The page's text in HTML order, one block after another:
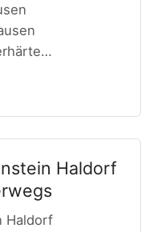
Haldorf
Haldorf